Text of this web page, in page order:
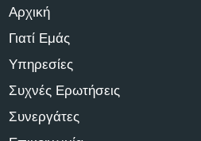
Αρχική
Γιατί Εμάς
Υπηρεσίες
Συχνές Ερωτήσεις
Συνεργάτες